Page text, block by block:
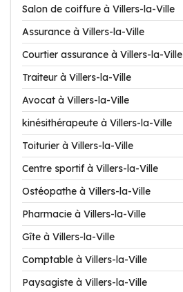
Salon de coiffure à Villers-la-Ville
Assurance à Villers-la-Ville
Courtier assurance à Villers-la-Ville
Traiteur à Villers-la-Ville
Avocat à Villers-la-Ville
kinésithérapeute à Villers-la-Ville
Toiturier à Villers-la-Ville
Centre sportif à Villers-la-Ville
Ostéopathe à Villers-la-Ville
Pharmacie à Villers-la-Ville
Gîte à Villers-la-Ville
Comptable à Villers-la-Ville
Paysagiste à Villers-la-Ville